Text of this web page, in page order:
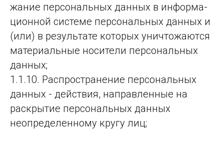
жа­ние пер­со­наль­ных дан­ных в ин­фор­ма­
ци­он­ной сис­те­ме пер­со­наль­ных дан­ных и
(или) в ре­зуль­та­те ко­то­рых унич­то­жа­ют­ся
ма­те­ри­аль­ные но­си­те­ли пер­со­наль­ных
дан­ных;
1.1.10. Распространение персональных
данных - действия, направленные на
раскрытие персональных данных
неопределенному кругу лиц;